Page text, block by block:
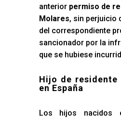
anterior permiso de
Molares, sin perjuicio
del correspondiente
sancionador por la
que se hubiese
Hijo de residente
en España
Los hijos nacidos